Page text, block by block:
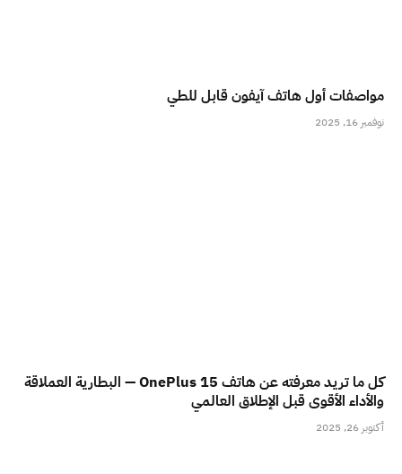
مواصفات أول هاتف آيفون قابل للطي
نوفمبر 16, 2025
كل ما تريد معرفته عن هاتف OnePlus 15 — البطارية العملاقة
والأداء الأقوى قبل الإطلاق العالمي
أكتوبر 26, 2025